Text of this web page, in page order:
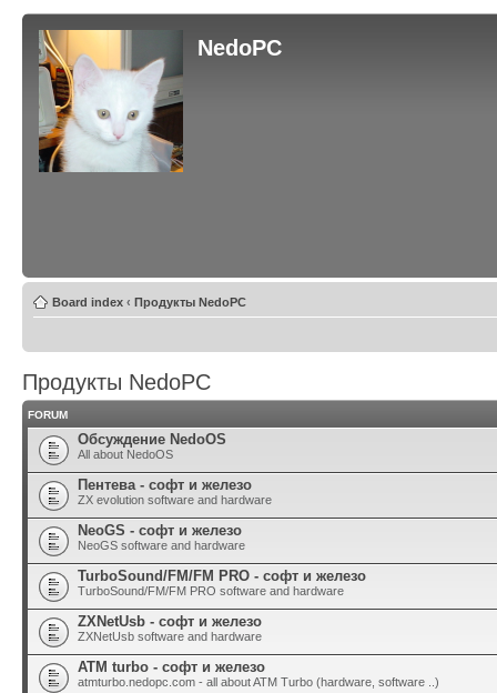
NedoPC
Board index ‹ Продукты NedoPC
Продукты NedoPC
FORUM
Обсуждение NedoOS
All about NedoOS
Пентева - софт и железо
ZX evolution software and hardware
NeoGS - софт и железо
NeoGS software and hardware
TurboSound/FM/FM PRO - софт и железо
TurboSound/FM/FM PRO software and hardware
ZXNetUsb - софт и железо
ZXNetUsb software and hardware
ATM turbo - софт и железо
atmturbo.nedopc.com - all about ATM Turbo (hardware, software ..)